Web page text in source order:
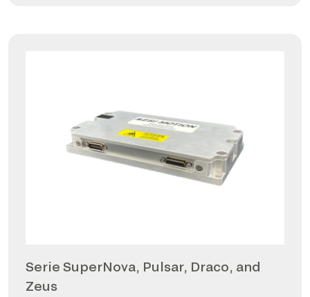
Serie SuperNova, Pulsar, Draco, and
Zeus